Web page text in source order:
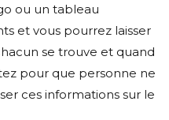
ou un tableau
et vous pourrez laisser
se trouve et quand
pour que personne ne
ces informations sur le